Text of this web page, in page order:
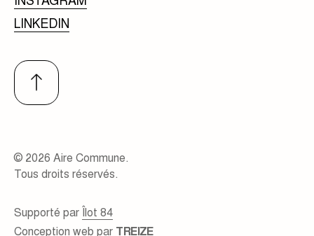
LINKEDIN
© 2026 Aire Commune.
Tous droits réservés.
Supporté parÎlot 84
Conception web par TREIZE